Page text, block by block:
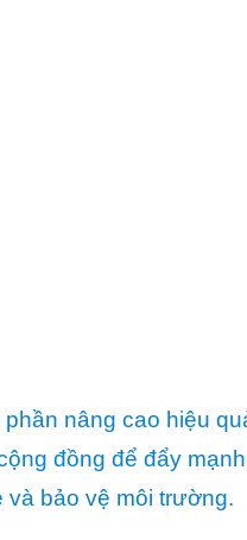
nâng cao hiệu
đồng để đẩy
bảo vệ môi trường.